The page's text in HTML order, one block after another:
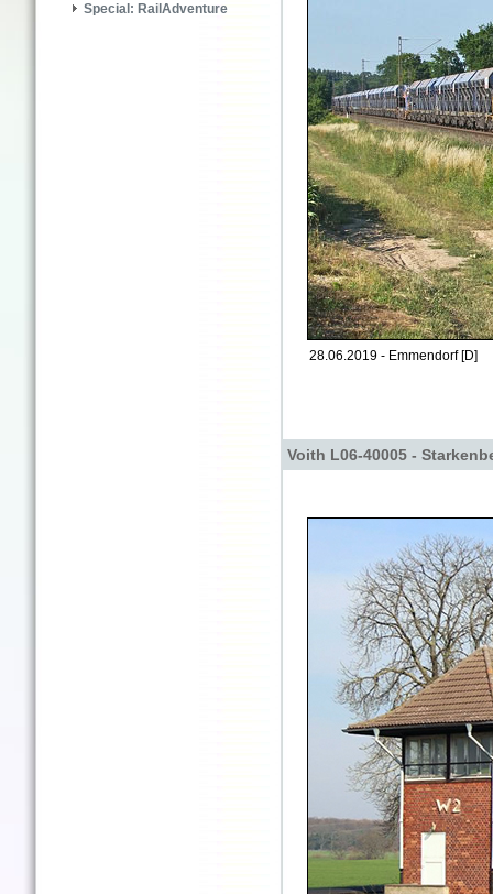
Special: RailAdventure
28.06.2019 - Emmendorf [D]
Voith L06-40005 -